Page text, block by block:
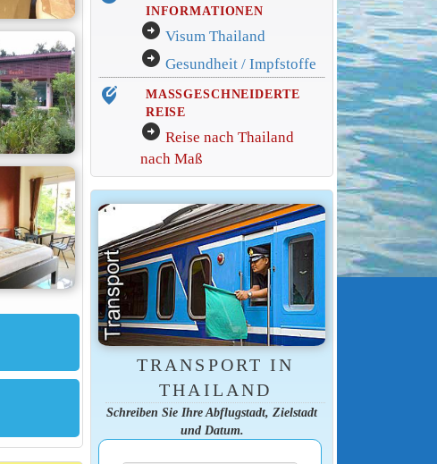
INFORMATIONEN
arrow_circle_right Visum Thailand
arrow_circle_right Gesundheit / Impfstoffe
edit_location_alt
MASSGESCHNEIDERTE
REISE
arrow_circle_right Reise nach Thailand
nach Maß
TRANSPORT IN
THAILAND
Schreiben Sie Ihre Abflugstadt, Zielstadt
und Datum.